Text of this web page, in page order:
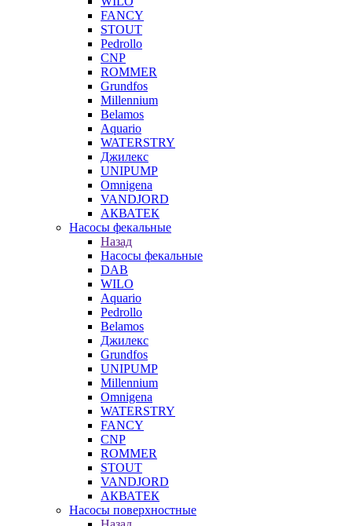
FANCY
STOUT
Pedrollo
CNP
ROMMER
Grundfos
Millennium
Belamos
Aquario
WATERSTRY
Джилекс
UNIPUMP
Omnigena
VANDJORD
АКВАТЕК
Насосы фекальные
Назад
Насосы фекальные
DAB
WILO
Aquario
Pedrollo
Belamos
Джилекс
Grundfos
UNIPUMP
Millennium
Omnigena
WATERSTRY
FANCY
CNP
ROMMER
STOUT
VANDJORD
АКВАТЕК
Насосы поверхностные